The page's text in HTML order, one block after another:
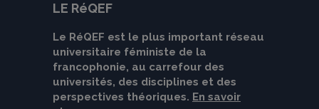
LE RéQEF
Le RéQEF est le plus important réseau
universitaire féministe de la
francophonie, au carrefour des
universités, des disciplines et des
perspectives théoriques. En savoir